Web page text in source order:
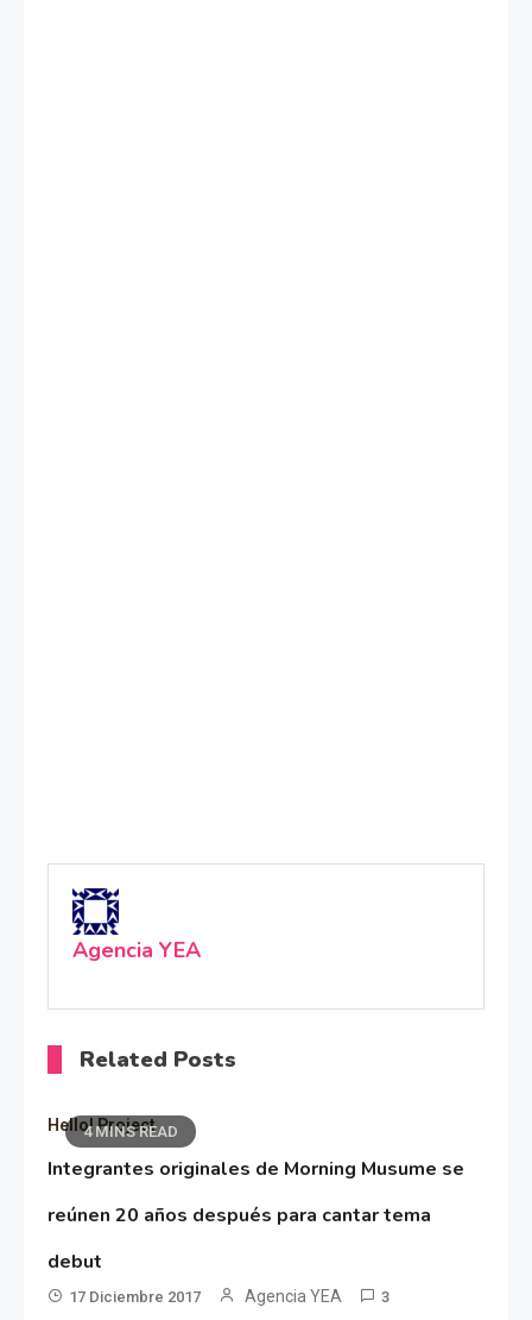
Agencia YEA
Related Posts
4 MINS READ
Hello! Project
Integrantes originales de Morning Musume se
reúnen 20 años después para cantar tema
debut
17 Diciembre 2017 Agencia YEA 3